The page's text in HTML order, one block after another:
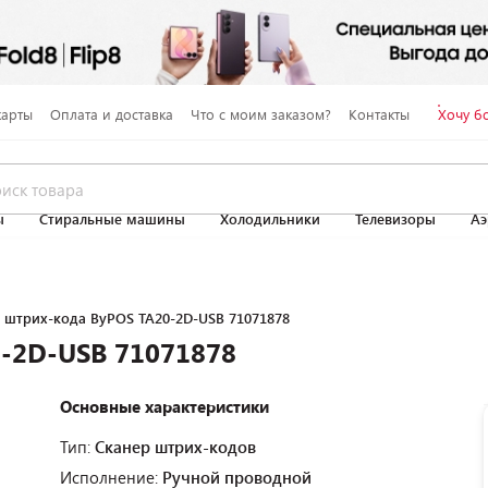
Оплата и доставка Что с моим заказом? Контакты Хочу
Стиральные машины Холодильники Телевизоры
кода ByPOS TA20-2D-USB 71071878
USB 71071878
Основные характеристики
Тип: Сканер штрих-кодов
Исполнение: Ручной проводной